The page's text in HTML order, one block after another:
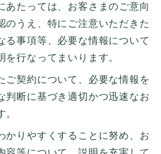
あたっては、お客さまのご意向
のうえ、特にご注意いただきた
る事項等、必要な情報について
を行なってまいります。
ご契約について、必要な情報を
判断に基づき適切かつ迅速なお
。
かりやすくすることに努め、お